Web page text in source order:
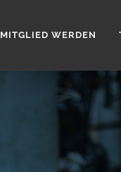
MITGLIED WERDEN